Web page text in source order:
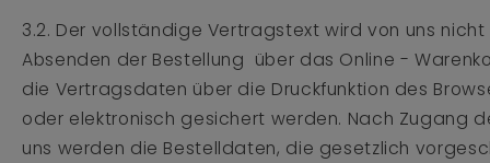
3.2. Der vollständige Vertragstext wird von uns
Absenden der Bestellung über das Online -
die Vertragsdaten über die Druckfunktion des
oder elektronisch gesichert werden. Nach Zugang
uns werden die Bestelldaten, die gesetzlich